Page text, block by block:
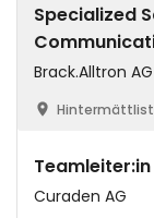
Specialized
Brack.Alltron AG
Curaden AG